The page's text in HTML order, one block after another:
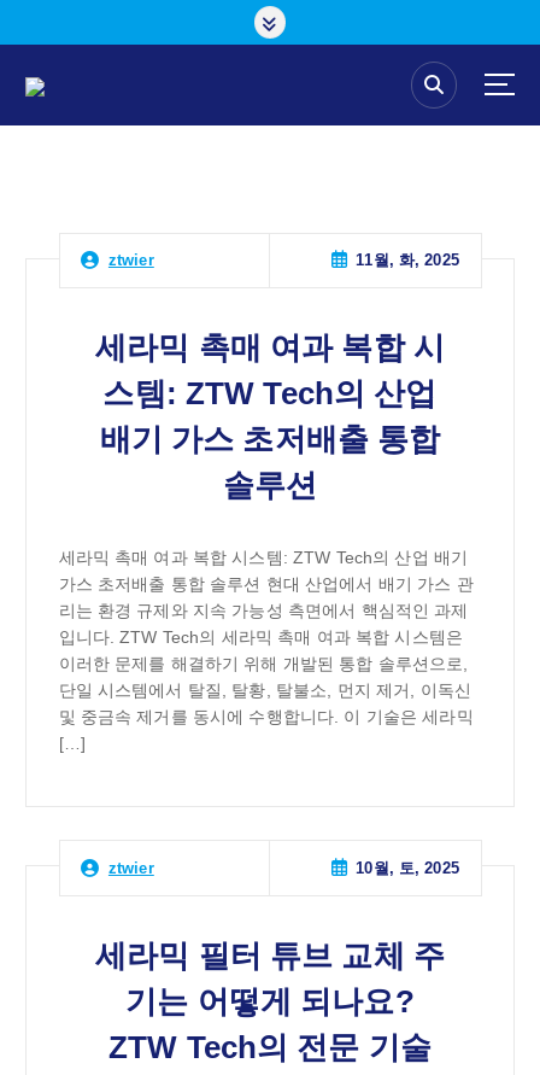
ztwier 11월, 화, 2025
세라믹 촉매 여과 복합 시
스템: ZTW Tech의 산업
배기 가스 초저배출 통합
솔루션
세라믹 촉매 여과 복합 시스템: ZTW Tech의 산업 배기
가스 초저배출 통합 솔루션 현대 산업에서 배기 가스 관
리는 환경 규제와 지속 가능성 측면에서 핵심적인 과제
입니다. ZTW Tech의 세라믹 촉매 여과 복합 시스템은
이러한 문제를 해결하기 위해 개발된 통합 솔루션으로,
단일 시스템에서 탈질, 탈황, 탈불소, 먼지 제거, 이독신
및 중금속 제거를 동시에 수행합니다. 이 기술은 세라믹
[…]
ztwier 10월, 토, 2025
세라믹 필터 튜브 교체 주
기는 어떻게 되나요?
ZTW Tech의 전문 기술